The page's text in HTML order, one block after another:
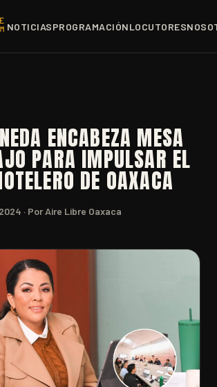
NOTICIASPROGRAMACIÓNLOCUTORES
ENCABEZA MESA
PARA IMPULSAR EL
DE OAXACA
· Por Aire Libre Oaxaca